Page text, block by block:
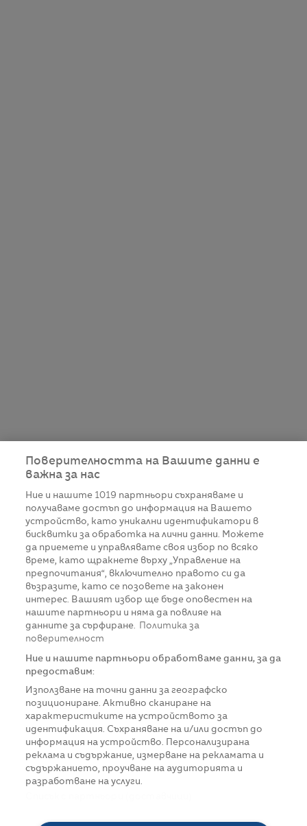
Поверителността на Вашите данни е
важна за нас
Ние и нашите 1019 партньори съхраняваме и
получаваме достъп до информация на Вашето
устройство, като уникални идентификатори в
бисквитки за обработка на лични данни. Можете
да приемете и управлявате своя избор по всяко
време, като щракнете върху „Управление на
предпочитания“, включително правото си да
възразите, като се позовете на законен
интерес. Вашият избор ще бъде оповестен на
нашите партньори и няма да повлияе на
данните за сърфиране.
Политика за
поверителност
Ние и нашите партньори обработваме данни, за да
предоставим:
Използване на точни данни за географско
позициониране. Активно сканиране на
характеристиките на устройството за
идентификация. Съхраняване на и/или достъп до
информация на устройство. Персонализирана
реклама и съдържание, измерване на рекламата и
съдържанието, проучване на аудиторията и
разработване на услуги.